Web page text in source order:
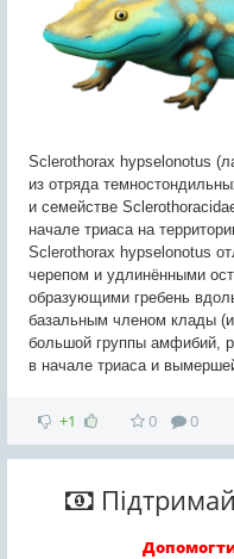
Sclerothorax hypselonotus
из отряда
и семействе
начале триаса на
Sclerothorax hypselonotus
черепом и удлинёнными
образующими гребень
базальным членом клады
большой группы амфибий,
в начале триаса и
+1 0 0
Допомогти